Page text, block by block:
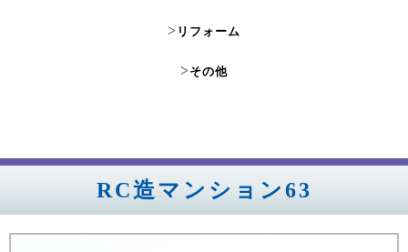
> リフォーム
>その他
RC造マンション63